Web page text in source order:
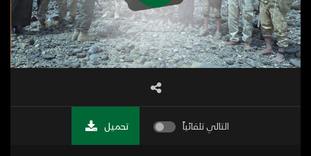
التالي تلقائياً تحميل